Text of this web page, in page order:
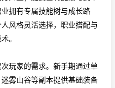
拥有专属技能树与成长路
风格灵活选择，职业搭配与
。
玩家的需求。新手期通过单
雾山谷等副本提供基础装备